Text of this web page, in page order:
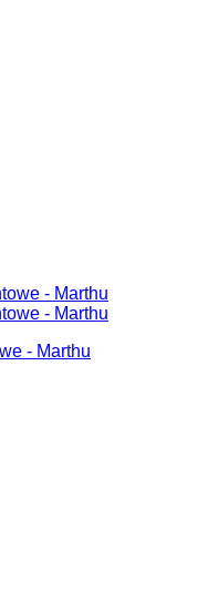
- Marthu